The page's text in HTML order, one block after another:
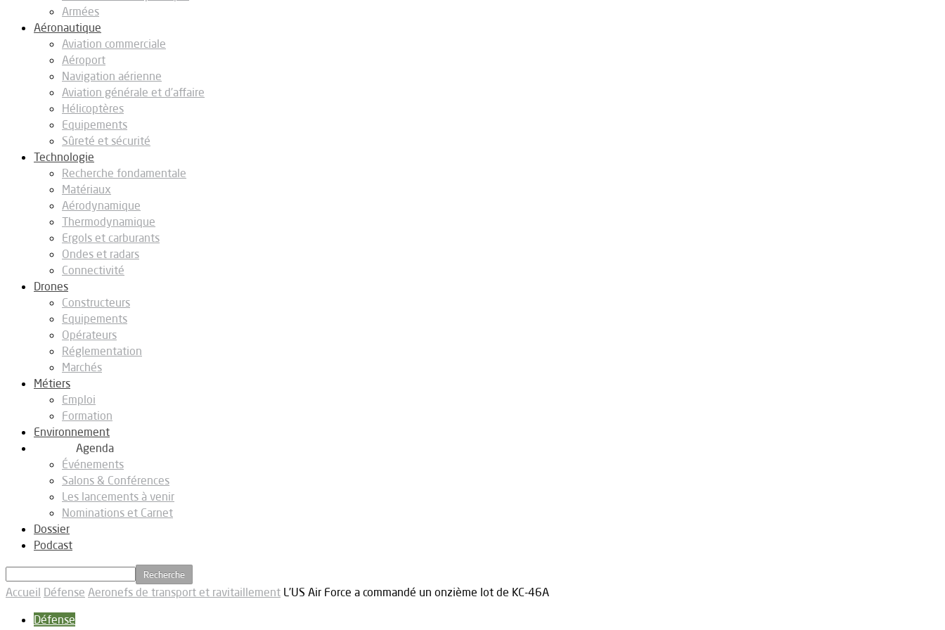
Armées
Aéronautique
Aviation commerciale
Aéroport
Navigation aérienne
Aviation générale et d’affaire
Hélicoptères
Equipements
Sûreté et sécurité
Technologie
Recherche fondamentale
Matériaux
Aérodynamique
Thermodynamique
Ergols et carburants
Ondes et radars
Connectivité
Drones
Constructeurs
Equipements
Opérateurs
Réglementation
Marchés
Métiers
Emploi
Formation
Environnement
Agenda
Événements
Salons & Conférences
Les lancements à venir
Nominations et Carnet
Dossier
Podcast
Accueil Défense Aeronefs de transport et ravitaillement L’US Air Force a commandé un onzième lot de KC-46A
Défense